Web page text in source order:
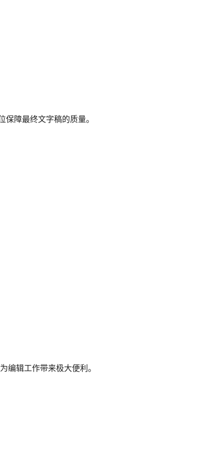
障最终文字稿的质量。
辑工作带来极大便利。